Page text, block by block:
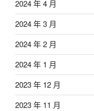
2024 年 4 月
2024 年 3 月
2024 年 2 月
2024 年 1 月
2023 年 12 月
2023 年 11 月